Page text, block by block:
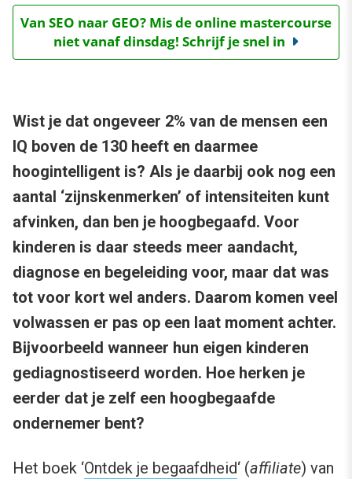
Van SEO naar GEO? Mis de online mastercourse
niet vanaf dinsdag! Schrijf je snel in
Wist je dat ongeveer 2% van de mensen een
IQ boven de 130 heeft en daarmee
hoogintelligent is? Als je daarbij ook nog een
aantal ‘zijnskenmerken’ of intensiteiten kunt
afvinken, dan ben je hoogbegaafd. Voor
kinderen is daar steeds meer aandacht,
diagnose en begeleiding voor, maar dat was
tot voor kort wel anders. Daarom komen veel
volwassen er pas op een laat moment achter.
Bijvoorbeeld wanneer hun eigen kinderen
gediagnostiseerd worden. Hoe herken je
eerder dat je zelf een hoogbegaafde
ondernemer bent?
Het boek ‘Ontdek je begaafdheid‘ (affiliate) van